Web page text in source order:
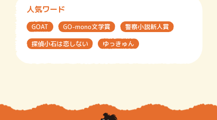
人気ワード
GOAT GO-mono文学賞
警察小説新人賞
探偵小石は恋しない
ゆっきゅん